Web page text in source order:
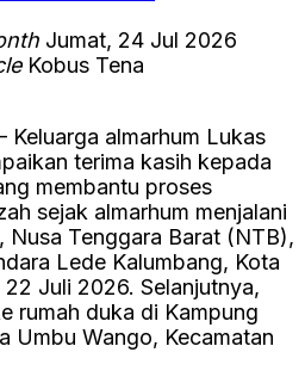
Jumat, 24 Jul 2026
Kobus Tena
Keluarga almarhum Lukas
terima kasih kepada
membantu proses
sejak almarhum menjalani
Nusa Tenggara Barat (NTB),
Lede Kalumbang, Kota
Juli 2026. Selanjutnya,
rumah duka di Kampung
Umbu Wango, Kecamatan